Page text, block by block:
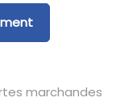
marchandes